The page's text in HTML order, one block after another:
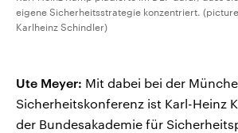
eigene Sicherheitsstrategie konzentriert.
Karlheinz Schindler)
Ute Meyer: Mit dabei bei der
Sicherheitskonferenz ist Karl-Heinz
der Bundesakademie für